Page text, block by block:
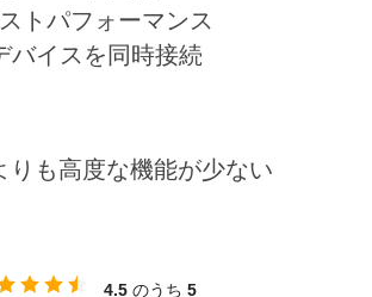
トパフォーマンス
バイスを同時接続
りも高度な機能が少ない
4.5 のうち 5